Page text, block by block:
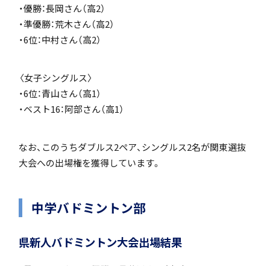
・優勝：長岡さん（高2）
・準優勝：荒木さん（高2）
・6位：中村さん（高2）
〈女子シングルス〉
・6位：青山さん（高1）
・ベスト16：阿部さん（高1）
なお、このうちダブルス2ペア、シングルス2名が関東選抜
大会への出場権を獲得しています。
中学バドミントン部
県新人バドミントン大会出場結果
スーパーサイエンスハイスクール(SSH)
個人課題研究